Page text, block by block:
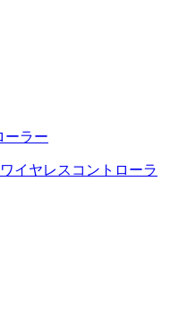
ーラー
イヤレスコントローラ